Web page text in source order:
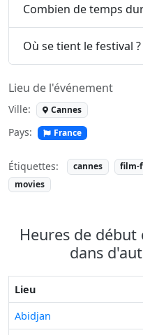
Combien de temps
Où se tient le festival ?
Lieu de l'événement
Ville: Cannes
Pays: France
Étiquettes: cannes film-
movies
Heures de début
dans
Lieu
Abidjan